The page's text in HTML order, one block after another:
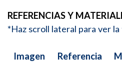
REFERENCIAS Y
*Haz scroll lateral para ver
Imagen Referencia